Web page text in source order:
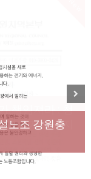
책임져라 : 청
과 재발방지
노조 강원충
Next